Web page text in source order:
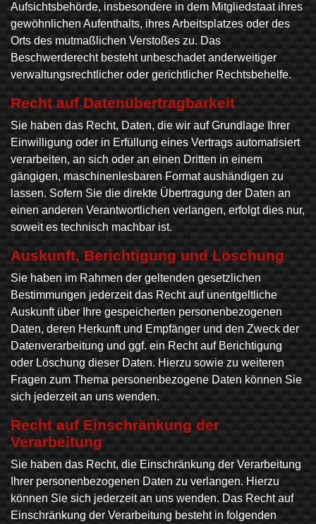
Aufsichtsbehörde, insbesondere in dem Mitgliedstaat ihres
gewöhnlichen Aufenthalts, ihres Arbeitsplatzes oder des
Orts des mutmaßlichen Verstoßes zu. Das
Beschwerderecht besteht unbeschadet anderweitiger
verwaltungsrechtlicher oder gerichtlicher Rechtsbehelfe.
Recht auf Daten­übertrag­barkeit
Sie haben das Recht, Daten, die wir auf Grundlage Ihrer
Einwilligung oder in Erfüllung eines Vertrags automatisiert
verarbeiten, an sich oder an einen Dritten in einem
gängigen, maschinenlesbaren Format aushändigen zu
lassen. Sofern Sie die direkte Übertragung der Daten an
einen anderen Verantwortlichen verlangen, erfolgt dies nur,
soweit es technisch machbar ist.
Auskunft, Berichtigung und Löschung
Sie haben im Rahmen der geltenden gesetzlichen
Bestimmungen jederzeit das Recht auf unentgeltliche
Auskunft über Ihre gespeicherten personenbezogenen
Daten, deren Herkunft und Empfänger und den Zweck der
Datenverarbeitung und ggf. ein Recht auf Berichtigung
oder Löschung dieser Daten. Hierzu sowie zu weiteren
Fragen zum Thema personenbezogene Daten können Sie
sich jederzeit an uns wenden.
Recht auf Einschränkung der
Verarbeitung
Sie haben das Recht, die Einschränkung der Verarbeitung
Ihrer personenbezogenen Daten zu verlangen. Hierzu
können Sie sich jederzeit an uns wenden. Das Recht auf
Einschränkung der Verarbeitung besteht in folgenden